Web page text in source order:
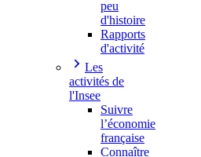
peu
d'histoire
Rapports
d'activité
Les
activités de
l'Insee
Suivre
l’économie
française
Connaître